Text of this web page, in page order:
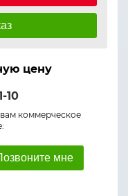
цену
10
коммерческое
мне